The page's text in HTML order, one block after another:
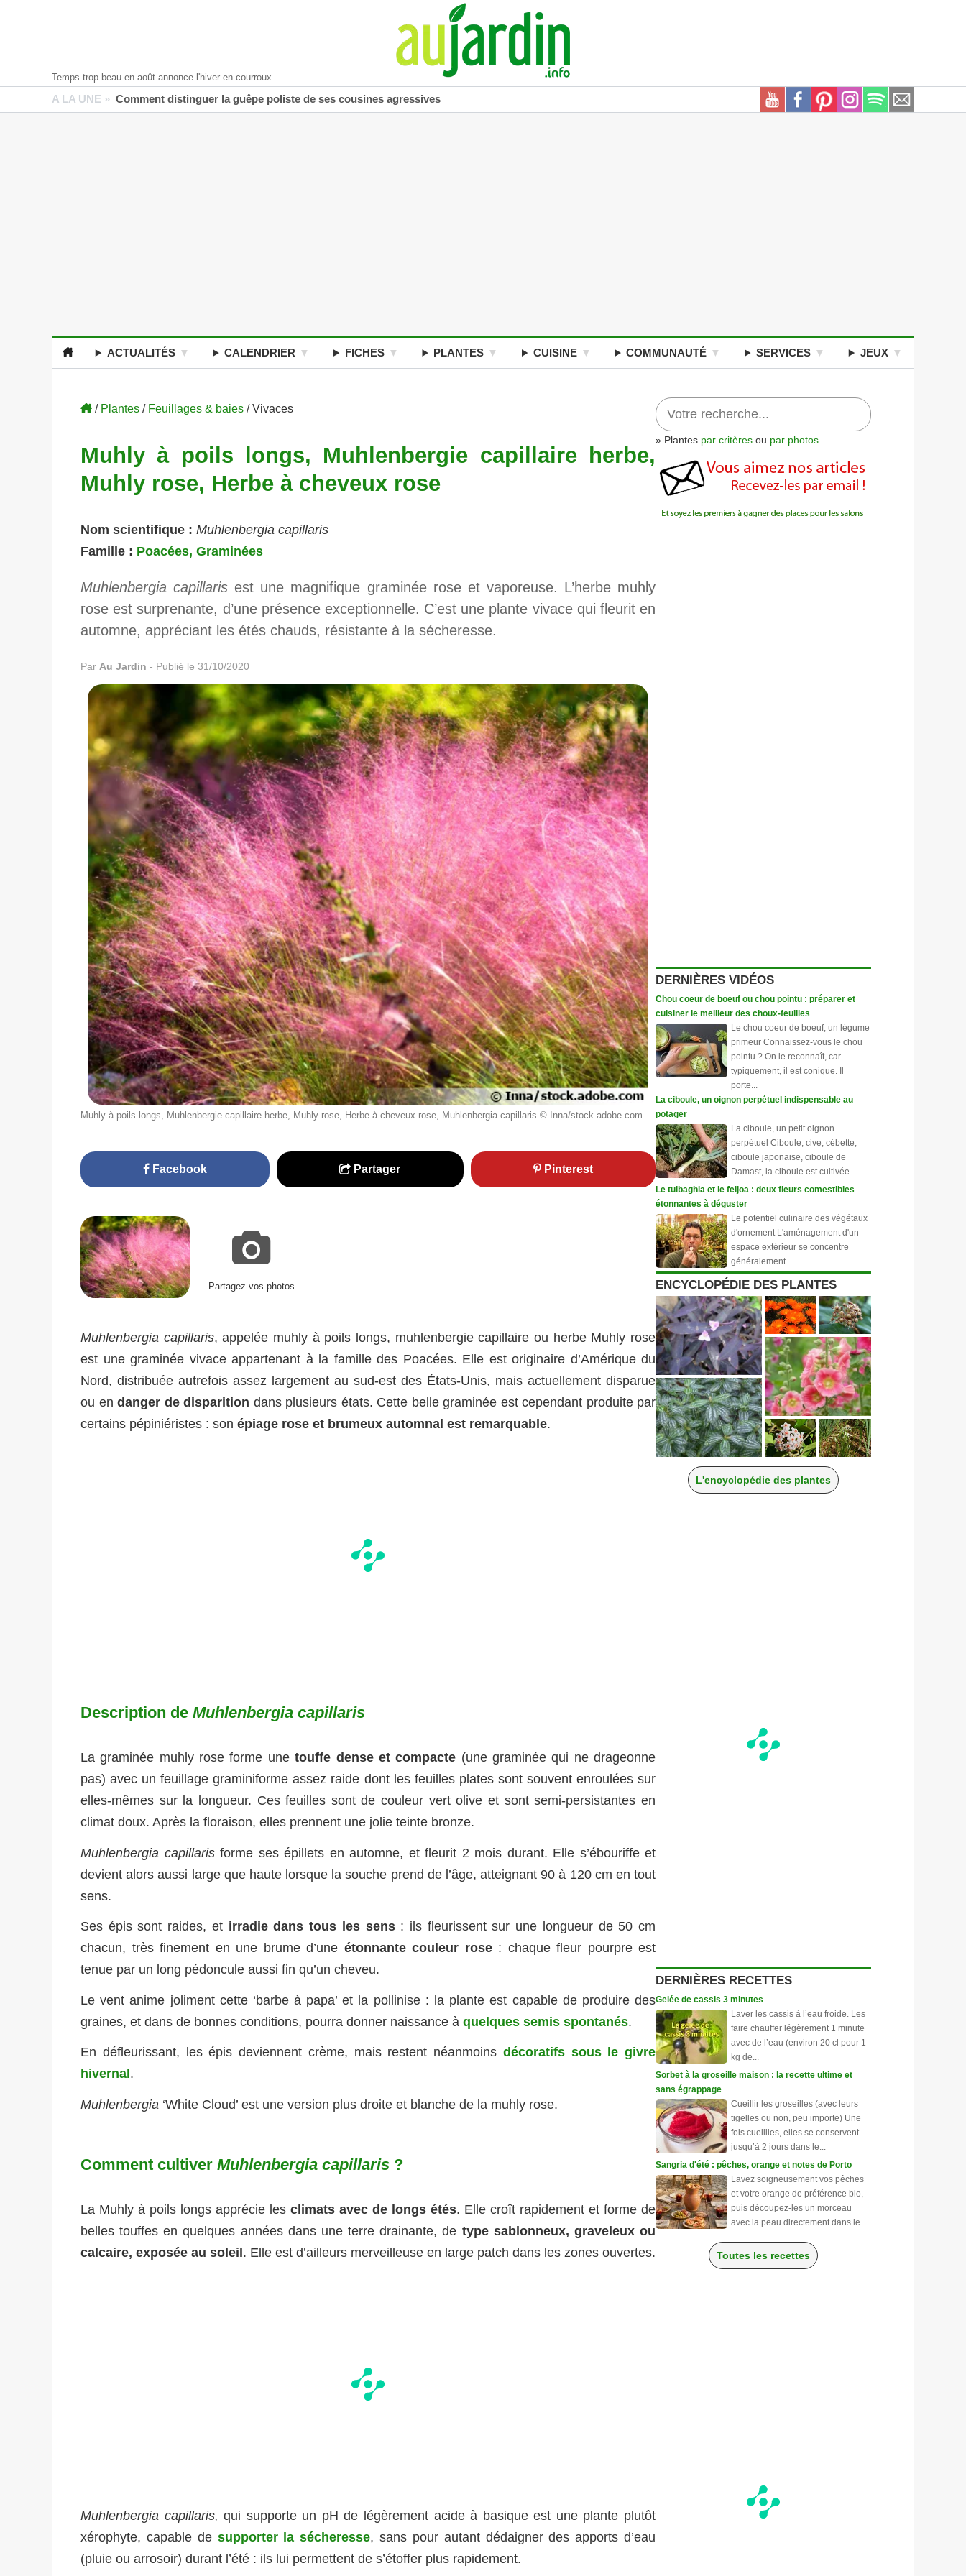
Temps trop beau en août annonce l'hiver en courroux.
A LA UNE » Comment distinguer la guêpe poliste de ses cousines agressives
ACTUALITÉS CALENDRIER FICHES PLANTES CUISINE COMMUNAUTÉ SERVICES JEUX
/ Plantes / Feuillages & baies / Vivaces
Muhly à poils longs, Muhlenbergie capillaire herbe,
Muhly rose, Herbe à cheveux rose
Nom scientifique : Muhlenbergia capillaris
Famille : Poacées, Graminées
Muhlenbergia capillaris est une magnifique graminée rose et vaporeuse. L’herbe muhly
rose est surprenante, d’une présence exceptionnelle. C’est une plante vivace qui fleurit en
automne, appréciant les étés chauds, résistante à la sécheresse.
Par Au Jardin - Publié le 31/10/2020
Muhly à poils longs, Muhlenbergie capillaire herbe, Muhly rose, Herbe à cheveux rose, Muhlenbergia capillaris © Inna/stock.adobe.com
Facebook Partager Pinterest
Partagez vos photos
Muhlenbergia capillaris, appelée muhly à poils longs, muhlenbergie capillaire ou herbe Muhly rose
est une graminée vivace appartenant à la famille des Poacées. Elle est originaire d’Amérique du
Nord, distribuée autrefois assez largement au sud-est des États-Unis, mais actuellement disparue
ou en danger de disparition dans plusieurs états. Cette belle graminée est cependant produite par
certains pépiniéristes : son épiage rose et brumeux automnal est remarquable.
Description de Muhlenbergia capillaris
La graminée muhly rose forme unetouffe dense et compacte (une graminée qui ne drageonne
pas) avec un feuillage graminiforme assez raide dont les feuilles plates sont souvent enroulées sur
elles-mêmes sur la longueur. Ces feuilles sont de couleur vert olive et sont semi-persistantes en
climat doux. Après la floraison, elles prennent une jolie teinte bronze.
Muhlenbergia capillarisforme ses épillets en automne, et fleurit 2 mois durant. Elle s’ébouriffe et
devient alors aussi large que haute lorsque la souche prend de l’âge, atteignant 90 à 120 cm en tout
sens.
Ses épis sont raides, et irradie dans tous les sens: ils fleurissent sur une longueur de 50 cm
chacun, très finement en une brume d’une étonnante couleur rose: chaque fleur pourpre est
tenue par un long pédoncule aussi fin qu’un cheveu.
Le vent anime joliment cette ‘barbe à papa’ et la pollinise : la plante est capable de produire des
graines, et dans de bonnes conditions, pourra donner naissance à quelques semis spontanés.
En défleurissant, les épis deviennent crème, mais restent néanmoins décoratifs sous le givre
hivernal .
Muhlenbergia ‘White Cloud’ est une version plus droite et blanche de la muhly rose.
Comment cultiver Muhlenbergia capillaris ?
La Muhly à poils longs apprécie les climats avec de longs étés. Elle croît rapidement et forme de
belles touffes en quelques années dans une terre drainante, de type sablonneux, graveleux ou
calcaire, exposée au soleil . Elle est d’ailleurs merveilleuse en large patch dans les zones ouvertes.
Muhlenbergia capillaris,qui supporte un pH de légèrement acide à basique est une plante plutôt
xérophyte, capable de supporter la sécheresse, sans pour autant dédaigner des apports d’eau
(pluie ou arrosoir) durant l’été : ils lui permettent de s’étoffer plus rapidement.
» Plantes par critères ou par photos
DERNIÈRES VIDÉOS
Chou coeur de boeuf ou chou pointu : préparer et
cuisiner le meilleur des choux-feuilles
Le chou coeur de boeuf, un légume
primeur Connaissez-vous le chou
pointu ? On le reconnaît, car
typiquement, il est conique. Il
porte...
La ciboule, un oignon perpétuel indispensable au
potager
La ciboule, un petit oignon
perpétuel Ciboule, cive, cébette,
ciboule japonaise, ciboule de
Damast, la ciboule est cultivée...
Le tulbaghia et le feijoa : deux fleurs comestibles
étonnantes à déguster
Le potentiel culinaire des végétaux
d'ornement L'aménagement d'un
espace extérieur se concentre
généralement...
ENCYCLOPÉDIE DES PLANTES
L'encyclopédie des plantes
DERNIÈRES RECETTES
Gelée de cassis 3 minutes
Laver les cassis à l’eau froide. Les
faire chauffer légèrement 1 minute
avec de l’eau (environ 20 cl pour 1
kg de...
Sorbet à la groseille maison : la recette ultime et
sans égrappage
Cueillir les groseilles (avec leurs
tigelles ou non, peu importe) Une
fois cueillies, elles se conservent
jusqu’à 2 jours dans le...
Sangria d'été : pêches, orange et notes de Porto
Lavez soigneusement vos pêches
et votre orange de préférence bio,
puis découpez-les un morceau
avec la peau directement dans le...
Toutes les recettes